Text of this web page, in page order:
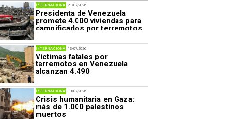
21/07/2026
Presidenta de Venezuela
promete 4.000 viviendas para
damnificados por terremotos
INTERNACIONAL
13/07/2026
Víctimas fatales por
terremotos en Venezuela
alcanzan 4.490
INTERNACIONAL
13/07/2026
Crisis humanitaria en Gaza:
más de 1.000 palestinos
muertos
INTERNACIONAL